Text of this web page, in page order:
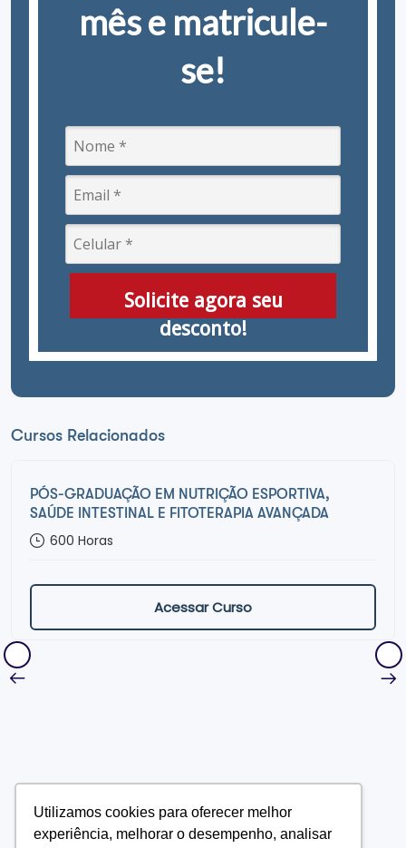
Utilizamos cookies para oferecer melhor
experiência, melhorar o desempenho, analisar
mês e matricule-
se!
Solicite agora seu
desconto!
Cursos Relacionados
PÓS-GRADUAÇÃO EM NUTRIÇÃO ESPORTIVA,
SAÚDE INTESTINAL E FITOTERAPIA AVANÇADA
600 Horas
Acessar Curso